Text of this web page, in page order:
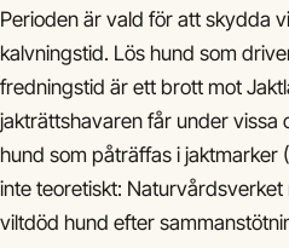
Perioden är vald för att skydda
kalvningstid. Lös hund som
fredningstid är ett brott mot
jakträttshavaren får under vissa
hund som påträffas i jaktmarker
inte teoretiskt:
viltdöd hund efter